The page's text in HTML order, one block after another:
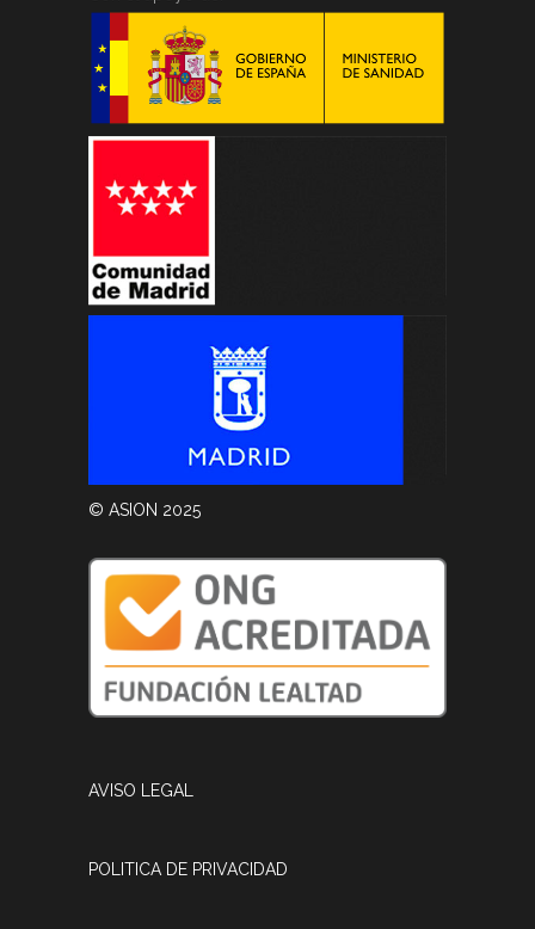
© ASION 2025
AVISO LEGAL
POLITICA DE PRIVACIDAD